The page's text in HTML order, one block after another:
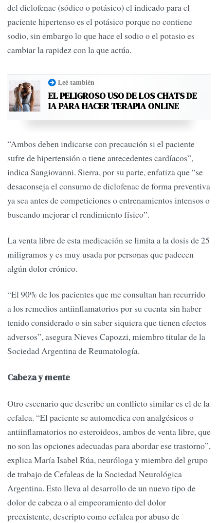
del diclofenac (sódico o potásico) el indicado para el
paciente hipertenso es el potásico porque no contiene
sodio, sin embargo lo que hace el sodio o el potasio es
cambiar la rapidez con la que actúa.
Leé también
EL PELIGROSO USO DE LOS CHATS DE
IA PARA HACER TERAPIA ONLINE
“Ambos deben indicarse con precaución si el paciente
sufre de hipertensión o tiene antecedentes cardíacos”,
indica Sangiovanni. Sierra, por su parte, enfatiza que “se
desaconseja el consumo de diclofenac de forma preventiva
ya sea antes de competiciones o entrenamientos intensos o
buscando mejorar el rendimiento físico”.
La venta libre de esta medicación se limita a la dosis de 25
miligramos y es muy usada por personas que padecen
algún dolor crónico.
“El 90% de los pacientes que me consultan han recurrido
a los remedios antiinflamatorios por su cuenta sin haber
tenido considerado o sin saber siquiera que tienen efectos
adversos”, asegura Nieves Capozzi, miembro titular de la
Sociedad Argentina de Reumatología.
Cabeza y mente
Otro escenario que describe un conflicto similar es el de la
cefalea. “El paciente se automedica con analgésicos o
antiinflamatorios no esteroideos, ambos de venta libre, que
no son las opciones adecuadas para abordar ese trastorno”,
explica María Isabel Rúa, neuróloga y miembro del grupo
de trabajo de Cefaleas de la Sociedad Neurológica
Argentina. Esto lleva al desarrollo de un nuevo tipo de
dolor de cabeza o al empeoramiento del dolor
preexistente, descripto como cefalea por abuso de